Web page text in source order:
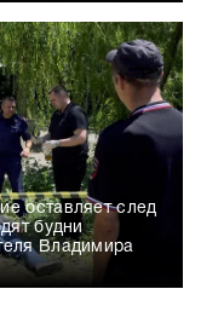
оставляет след
будни
Владимира